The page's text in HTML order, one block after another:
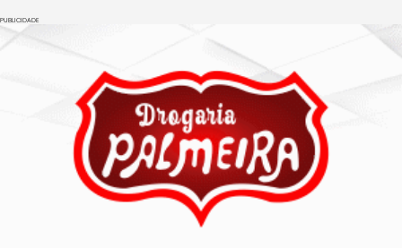
PUBLICIDADE